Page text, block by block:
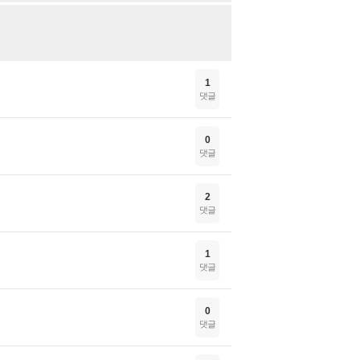
1
댓글
0
댓글
2
댓글
1
댓글
0
댓글